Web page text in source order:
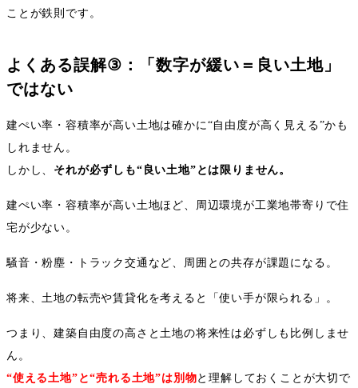
ことが鉄則です。
よくある誤解③ ：「数字が緩い＝良い土地」
ではない
建ぺい率・容積率が高い土地は確かに “自由度が高く見える”かも
しれません。
しかし、 それが必ずしも“ 良い土地” とは限りません。
建ぺい率・容積率が高い土地ほど、周辺環境が工業地帯寄りで住
宅が少ない。
騒音・粉塵・トラック交通など、周囲との共存が課題になる。
将来、土地の転売や賃貸化を考えると「使い手が限られる」。
つまり、建築自由度の高さと土地の将来性は必ずしも比例しませ
ん。
“使える土地” と“売れる土地”は別物と理解しておくことが大切で